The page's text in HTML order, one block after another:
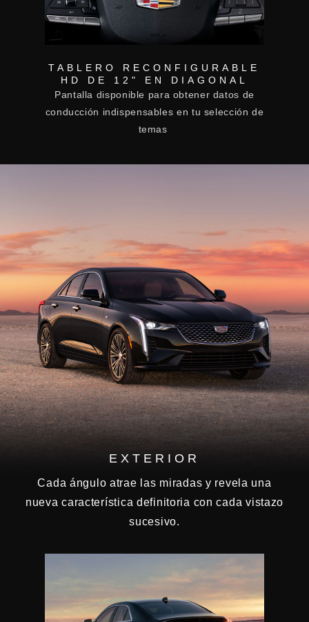
TABLERO RECONFIGURABLE
HD DE 12" EN DIAGONAL
Pantalla disponible para obtener datos de
conducción indispensables en tu selección de
temas
EXTERIOR
Cada ángulo atrae las miradas y revela una
nueva característica definitoria con cada vistazo
sucesivo.